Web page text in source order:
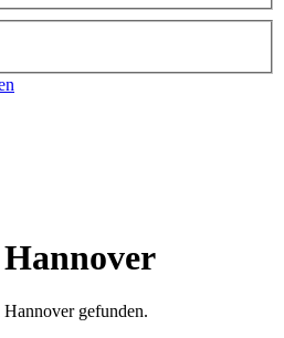
gefunden.